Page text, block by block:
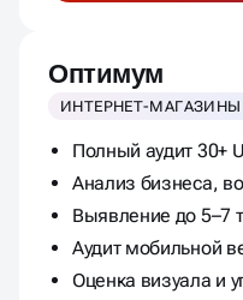
Оптимум
ИНТЕРНЕТ-МАГАЗИНЫ
Полный аудит 30+
Анализ бизнеса,
Выявление до 5–7
Аудит мобильной
Оценка визуала и